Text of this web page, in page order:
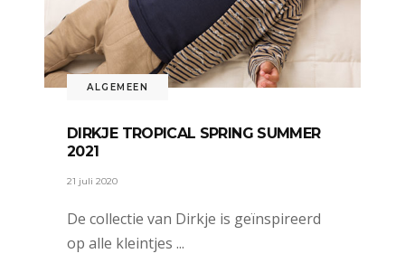
ALGEMEEN
DIRKJE TROPICAL SPRING SUMMER
2021
21 juli 2020
De collectie van Dirkje is geïnspireerd
op alle kleintjes